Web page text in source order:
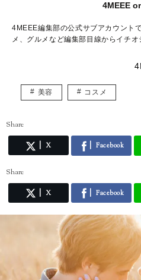
4MEEE
4MEEE編集部の公式サブアカウント
メ、グルメなど編集部目線からイチオ
美容 コスメ
Share
X Facebook
Share
X Facebook